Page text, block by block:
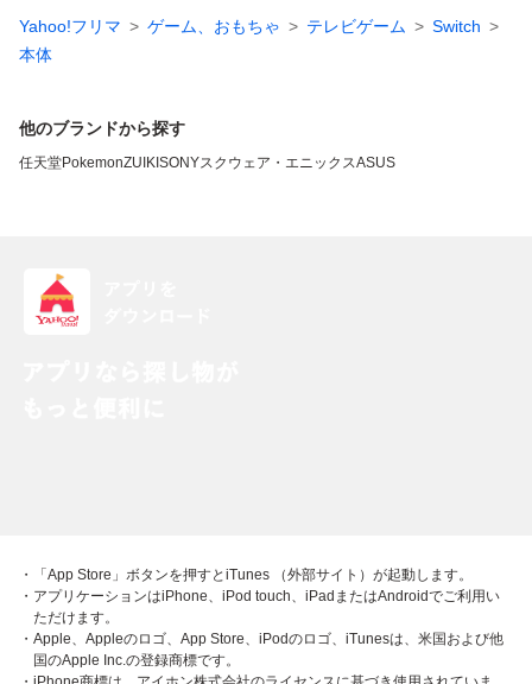
Yahoo!フリマ ゲーム、おもちゃ テレビゲーム
Switch
本体
他のブランドから探す
任天堂PokemonZUIKI SONYスクウェア・エニックスASUS
・「App Store」ボタンを押すとiTunes （外部サイト）が起動します。
・アプリケーションはiPhone、iPod touch、iPadまたはAndroidでご利用い
ただけます。
・Apple、Appleのロゴ、App Store、iPodのロゴ、iTunesは、米国および他
国のApple Inc.の登録商標です。